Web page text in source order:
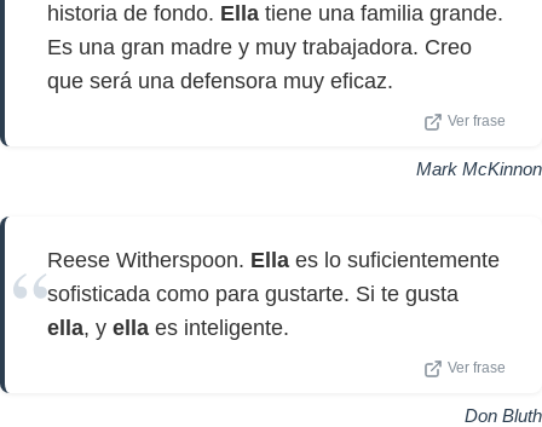
historia de fondo. Ella tiene una familia grande.
Es una gran madre y muy trabajadora. Creo
que será una defensora muy eficaz.
Ver frase
Mark McKinnon
Reese Witherspoon. Ella es lo suficientemente
sofisticada como para gustarte. Si te gusta
ella, y ella es inteligente.
Ver frase
Don Bluth